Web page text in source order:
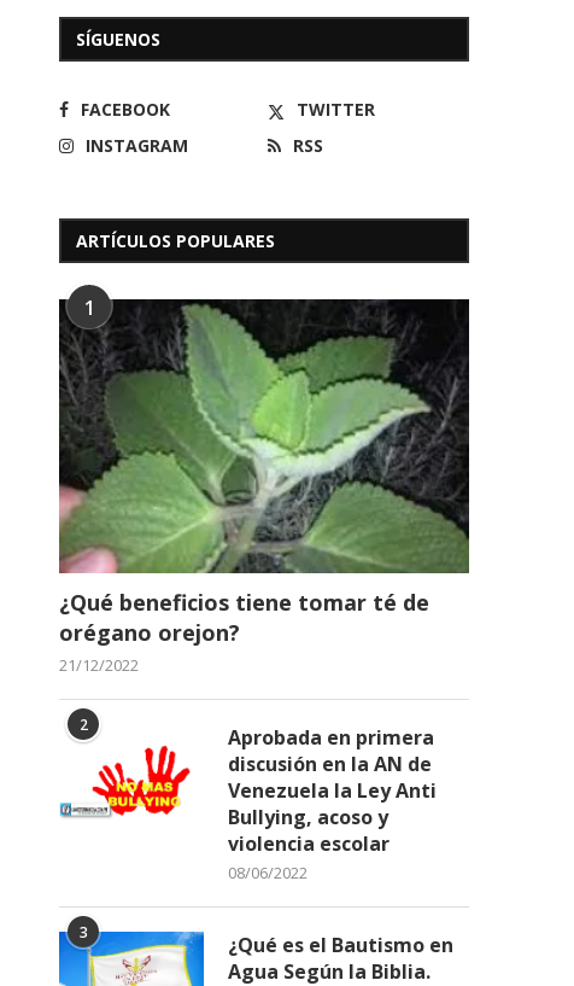
13/07/2026
El mandatario regional,
Clark, expresó sus
SÍGUENOS
FACEBOOK
TWITTER
INSTAGRAM
RSS
ARTÍCULOS POPULARES
1
¿Qué beneficios tiene tomar té de
orégano orejon?
21/12/2022
2
Aprobada en primera
discusión en la AN de
Venezuela la Ley Anti
Bullying, acoso y
violencia escolar
08/06/2022
3
¿Qué es el Bautismo en
Agua Según la Biblia.